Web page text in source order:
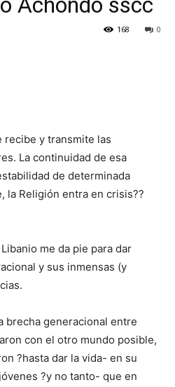
0
168
recibe y transmite las
La continuidad de esa
de determinada
la Religión entra en crisis??
me da pie para dar
y sus inmensas (y
brecha generacional entre
con el otro mundo posible,
?hasta dar la vida- en su
?y no tanto- que en